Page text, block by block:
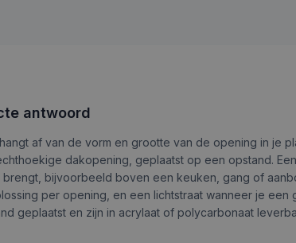
antwoord
af van de vorm en grootte van de opening in je
dakopening, geplaatst op een opstand.
bijvoorbeeld boven een keuken, gang of
per opening, en een lichtstraat wanneer je een
geplaatst en zijn in acrylaat of polycarbonaat